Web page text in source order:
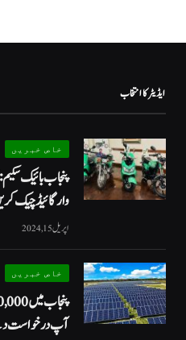
ایڈیٹر کا انتخاب
خاص خبریں
پنجاب بائیک
وار گائیڈ چیک
اپریل 15, 2024
خاص خبریں
آپ درخواست